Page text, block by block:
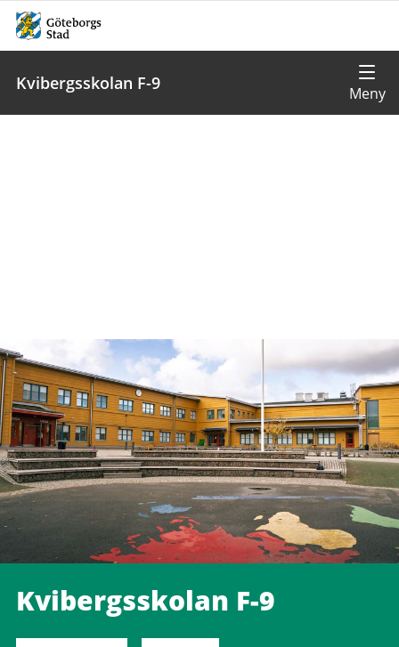
Kvibergsskolan F-9
Kvibergsskolan F-9